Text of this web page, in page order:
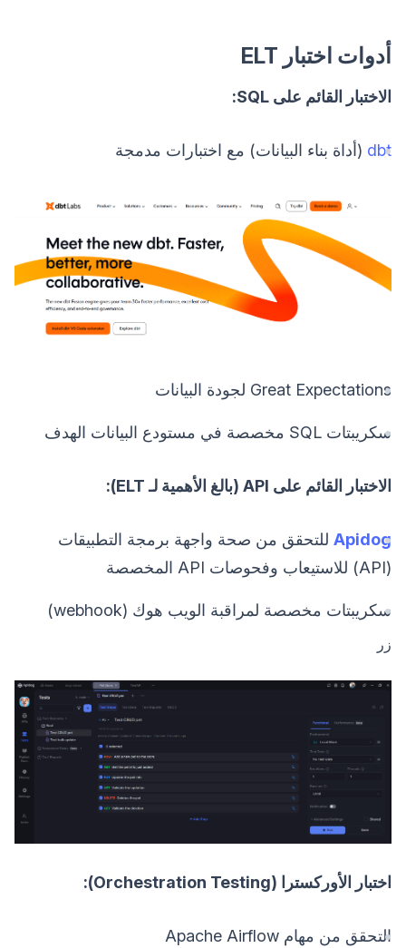
أدوات اختبار ELT
الاختبار القائم على SQL:
dbt (أداة بناء البيانات) مع اختبارات مدمجة
Great Expectations لجودة البيانات
سكريبتات SQL مخصصة في مستودع البيانات الهدف
الاختبار القائم على API (بالغ الأهمية لـ ELT):
Apidog للتحقق من صحة واجهة برمجة التطبيقات
(API) للاستيعاب وفحوصات API المخصصة
سكريبتات مخصصة لمراقبة الويب هوك (webhook)
زر
اختبار الأوركسترا (Orchestration Testing):
التحقق من مهام Apache Airflow